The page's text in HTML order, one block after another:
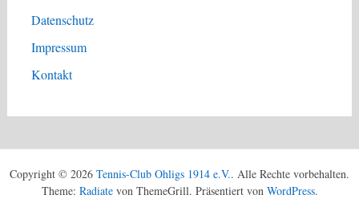
Datenschutz
Impressum
Kontakt
Copyright © 2026 Tennis-Club Ohligs 1914 e.V.. Alle Rechte vorbehalten.
Theme: Radiatevon ThemeGrill. Präsentiert von WordPress.